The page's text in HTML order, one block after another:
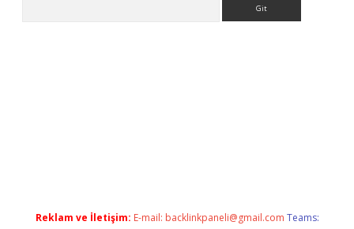
Reklam ve İletişim: E-mail: backlinkpaneli@gmail.com Teams: